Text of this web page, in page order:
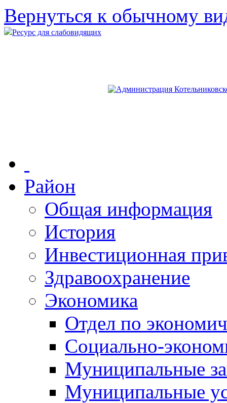
Вернуться к обычному
Ресурс для слабовидящих
Район
Общая информация
История
Инвестиционная
Здравоохранение
Экономика
Отдел по
Социально-
Муниципальные
Муниципальные